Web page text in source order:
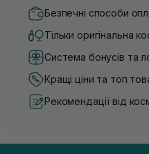
Безпечні способи
Тільки оригінальна
Система бонусів та
Кращі ціни та топ
Рекомендації від